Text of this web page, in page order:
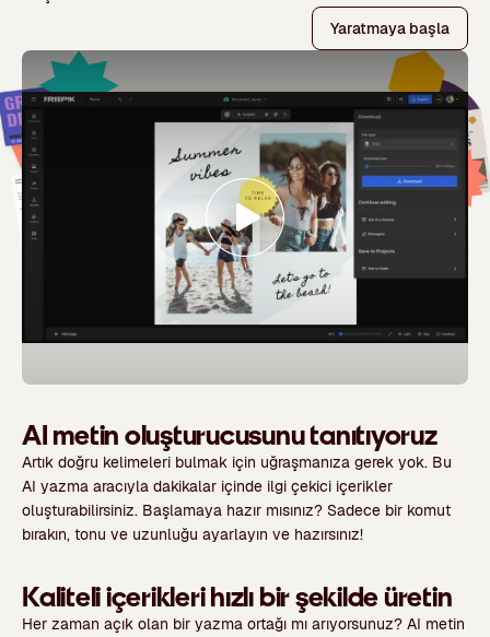
Yaratmaya başla
AI metin oluşturucusunu tanıtıyoruz
Artık doğru kelimeleri bulmak için uğraşmanıza gerek yok. Bu
AI yazma aracıyla dakikalar içinde ilgi çekici içerikler
oluşturabilirsiniz. Başlamaya hazır mısınız? Sadece bir komut
bırakın, tonu ve uzunluğu ayarlayın ve hazırsınız!
Kaliteli içerikleri hızlı bir şekilde üretin
Her zaman açık olan bir yazma ortağı mı arıyorsunuz? AI metin